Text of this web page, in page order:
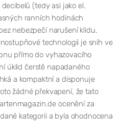
(tedy asi jako el.
ranních hodinách
nebezpečí narušení klidu.
technologii je sníh ve
přímo do vyhazovacího
úklid čerstě napadaného
a kompaktní a disponuje
žádné překvapení, že tato
ocenění za
kategorii a byla ohodnocena